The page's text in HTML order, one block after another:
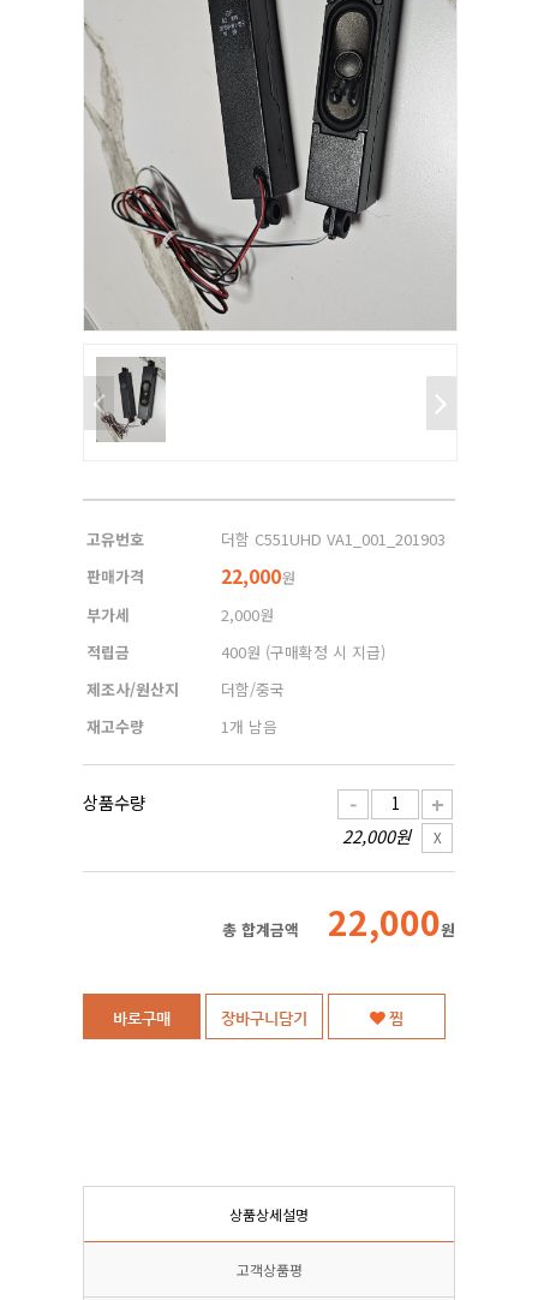
고유번호
더함 C551UHD VA1_001_201903
판매가격
22,000원
부가세
2,000원
적립금
400원 (구매확정 시 지급)
제조사/원산지
더함/중국
재고수량
1개 남음
상품수량 - +
22,000원 X
총 합계금액 22,000원
바로구매 장바구니담기 찜
상품상세설명
고객상품평